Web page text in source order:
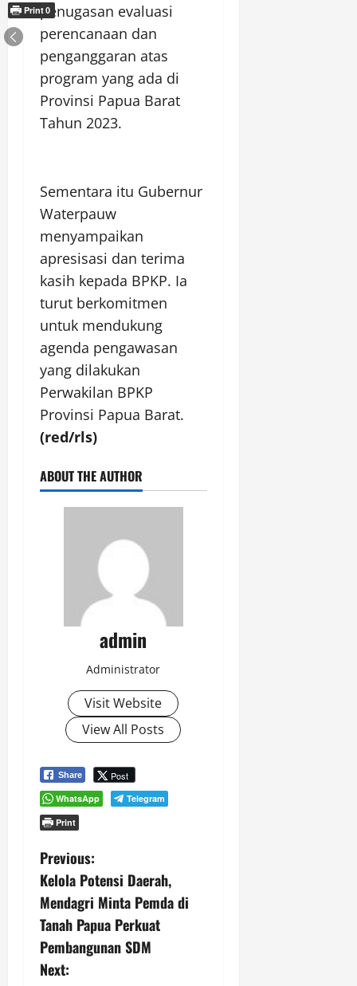
penugasan evaluasi
perencanaan dan
penganggaran atas
program yang ada di
Provinsi Papua Barat
Tahun 2023.
Sementara itu Gubernur
Waterpauw
menyampaikan
apresisasi dan terima
kasih kepada BPKP. Ia
turut berkomitmen
untuk mendukung
agenda pengawasan
yang dilakukan
Perwakilan BPKP
Provinsi Papua Barat.
(red/rls)
ABOUT THE AUTHOR
admin
Administrator
Visit Website
View All Posts
Share Post
WhatsApp
Telegram
Print
P
o
s
t
Previous:
Kelola Potensi Daerah,
Mendagri Minta Pemda di
Tanah Papua Perkuat
Pembangunan SDM
Next:
Print0